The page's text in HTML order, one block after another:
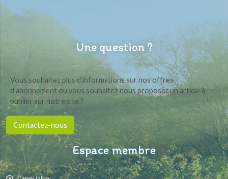
Une question ?
Vous souhaitez plus d’informations sur nos offres
d’abonnement ou vous souhaitez nous proposer un article à
publier sur notre site ?
Contactez-nous
Espace membre